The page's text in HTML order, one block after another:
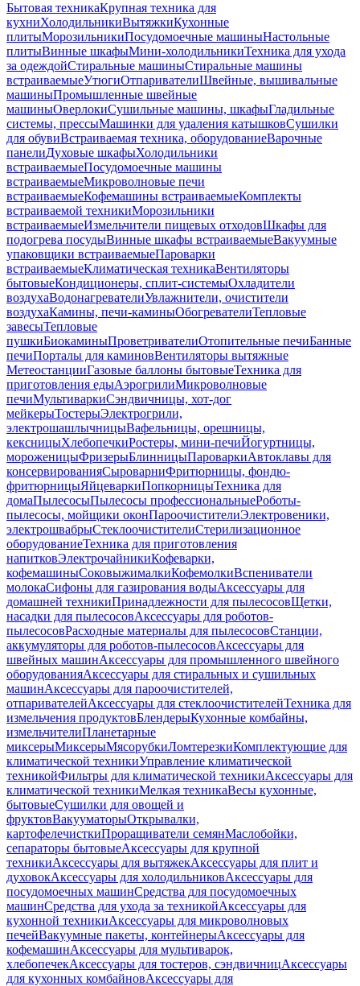
Бытовая техникаКрупная техника для
кухниХолодильникиВытяжкиКухонные
плитыМорозильникиПосудомоечные машиныНастольные
плитыВинные шкафыМини-холодильникиТехника для ухода
за одеждойСтиральные машиныСтиральные машины
встраиваемыеУтюгиОтпаривателиШвейные, вышивальные
машиныПромышленные швейные
машиныОверлокиСушильные машины, шкафыГладильные
системы, прессыМашинки для удаления катышковСушилки
для обувиВстраиваемая техника, оборудованиеВарочные
панелиДуховые шкафыХолодильники
встраиваемыеПосудомоечные машины
встраиваемыеМикроволновые печи
встраиваемыеКофемашины встраиваемыеКомплекты
встраиваемой техникиМорозильники
встраиваемыеИзмельчители пищевых отходовШкафы для
подогрева посудыВинные шкафы встраиваемыеВакуумные
упаковщики встраиваемыеПароварки
встраиваемыеКлиматическая техникаВентиляторы
бытовыеКондиционеры, сплит-системыОхладители
воздухаВодонагревателиУвлажнители, очистители
воздухаКамины, печи-каминыОбогревателиТепловые
завесыТепловые
пушкиБиокаминыПроветривателиОтопительные печиБанные
печиПорталы для каминовВентиляторы вытяжные
МетеостанцииГазовые баллоны бытовыеТехника для
приготовления едыАэрогрилиМикроволновые
печиМультиваркиСэндвичницы, хот-дог
мейкерыТостерыЭлектрогрили,
электрошашлычницыВафельницы, орешницы,
кексницыХлебопечкиРостеры, мини-печиЙогуртницы,
мороженицыФризерыБлинницыПароваркиАвтоклавы для
консервированияСыроварниФритюрницы, фондю-
фритюрницыЯйцеваркиПопкорницыТехника для
домаПылесосыПылесосы профессиональныеРоботы-
пылесосы, мойщики оконПароочистителиЭлектровеники,
электрошвабрыСтеклоочистителиСтерилизационное
оборудованиеТехника для приготовления
напитковЭлектрочайникиКофеварки,
кофемашиныСоковыжималкиКофемолкиВспениватели
молокаСифоны для газирования водыАксессуары для
домашней техникиПринадлежности для пылесосовЩетки,
насадки для пылесосовАксессуары для роботов-
пылесосовРасходные материалы для пылесосовСтанции,
аккумуляторы для роботов-пылесосовАксессуары для
швейных машинАксессуары для промышленного швейного
оборудованияАксессуары для стиральных и сушильных
машинАксессуары для пароочистителей,
отпаривателейАксессуары для стеклоочистителейТехника для
измельчения продуктовБлендерыКухонные комбайны,
измельчителиПланетарные
миксерыМиксерыМясорубкиЛомтерезкиКомплектующие для
климатической техникиУправление климатической
техникойФильтры для климатической техникиАксессуары для
климатической техникиМелкая техникаВесы кухонные,
бытовыеСушилки для овощей и
фруктовВакууматорыОткрывалки,
картофелечисткиПроращиватели семянМаслобойки,
сепараторы бытовыеАксессуары для крупной
техникиАксессуары для вытяжекАксессуары для плит и
духовокАксессуары для холодильниковАксессуары для
посудомоечных машинСредства для посудомоечных
машинСредства для ухода за техникойАксессуары для
кухонной техникиАксессуары для микроволновых
печейВакуумные пакеты, контейнерыАксессуары для
кофемашинАксессуары для мультиварок,
хлебопечекАксессуары для тостеров, сэндвичницАксессуары
для кухонных комбайновАксессуары для